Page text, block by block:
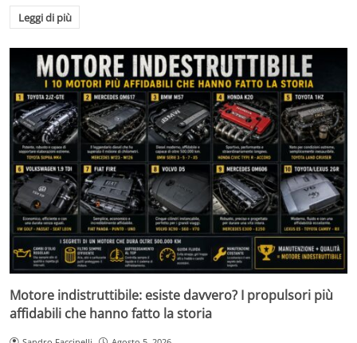
Leggi di più
Motore indistruttibile: esiste davvero? I propulsori più
affidabili che hanno fatto la storia